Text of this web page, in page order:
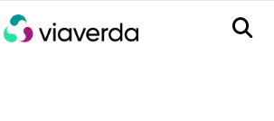
Menu